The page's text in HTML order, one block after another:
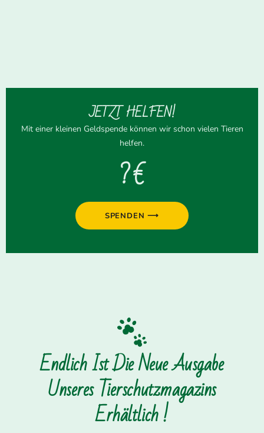
JETZT HELFEN!
Mit einer kleinen Geldspende können wir schon vielen Tieren
helfen.
? €
SPENDEN ⟶
Endlich Ist Die Neue Ausgabe
Unseres Tierschutzmagazins
Erhältlich !